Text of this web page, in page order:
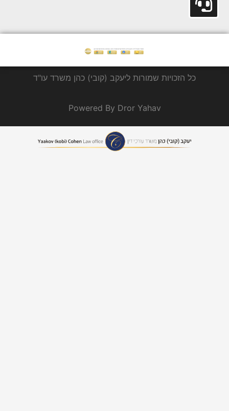
כל הזכויות שמורות ליעקב (קובי) כהן משרד עו"ד
Powered By Dror Yahav